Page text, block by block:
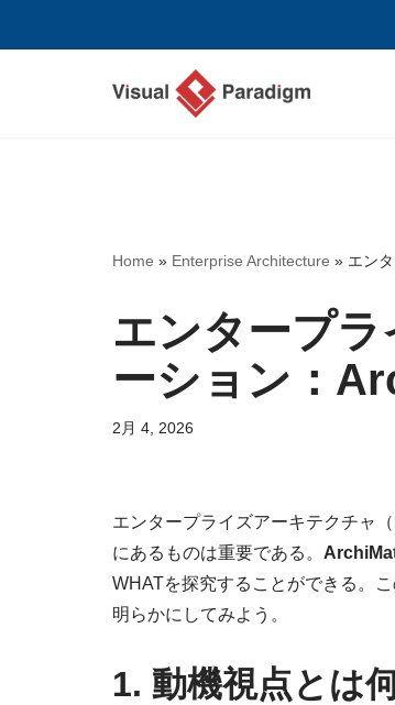
Home » Enterprise Architecture » エン
エンタープ
ーション：
2月 4, 2026
エンタープライズアーキテクチャ
にあるものは重要である。
WHATを探究することができる。
明らかにしてみよう。
1. 動機視点とは